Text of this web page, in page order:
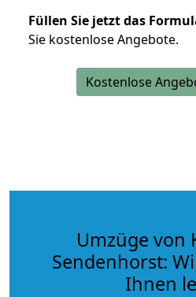
Füllen Sie jetzt das
Sie kostenlose Angebote.
Kostenlose
Umzüge von
Sendenhorst:
Ihnen